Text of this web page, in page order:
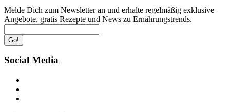
Melde Dich zum Newsletter an und erhalte regelmäßig exklusive
Angebote, gratis Rezepte und News zu Ernährungstrends.
Go!
Social Media